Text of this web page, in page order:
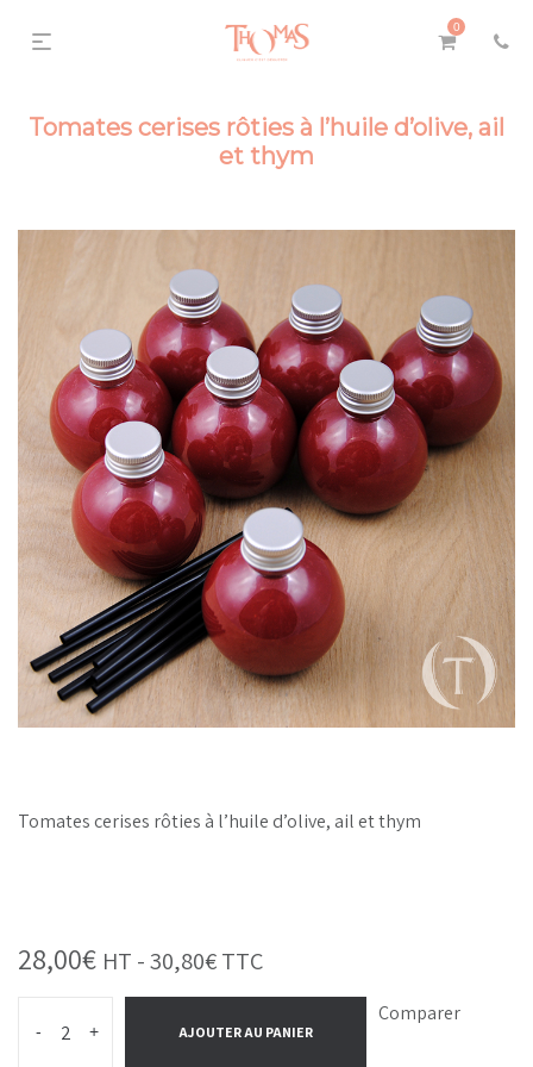
0
Tomates cerises rôties à l’huile d’olive, ail
et thym
Tomates cerises rôties à l’huile d’olive, ail et thym
28,00€ HT -30,80€TTC
- + AJOUTER AU PANIER
Comparer